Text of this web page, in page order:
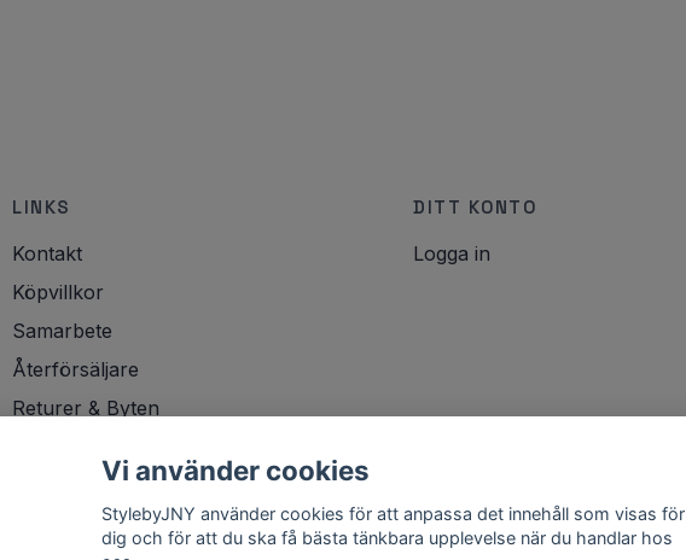
LINKS
Kontakt
Köpvillkor
Samarbete
Återförsäljare
Returer & Byten
DITT KONTO
Logga in
Vi använder cookies
StylebyJNY använder cookies för att anpassa det innehåll som visas för
dig och för att du ska få bästa tänkbara upplevelse när du handlar hos